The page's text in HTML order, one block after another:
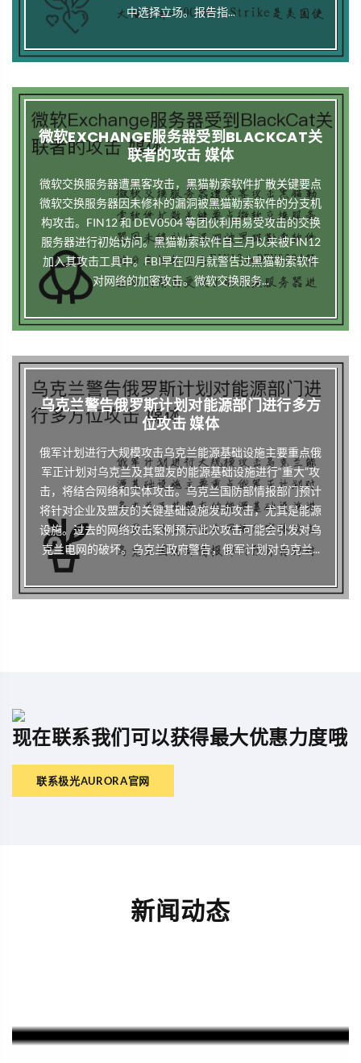
中选择立场。报告指...
微软EXCHANGE服务器受到BLACKCAT关
联者的攻击 媒体
微软交换服务器遭黑客攻击，黑猫勒索软件扩散关键要点
微软交换服务器因未修补的漏洞被黑猫勒索软件的分支机
构攻击。FIN12 和 DEV0504 等团伙利用易受攻击的交换
服务器进行初始访问。黑猫勒索软件自三月以来被FIN12
加入其攻击工具中。FBI早在四月就警告过黑猫勒索软件
对网络的加密攻击。微软交换服务...
乌克兰警告俄罗斯计划对能源部门进行多方
位攻击 媒体
俄军计划进行大规模攻击乌克兰能源基础设施主要重点俄
军正计划对乌克兰及其盟友的能源基础设施进行“重大”攻
击，将结合网络和实体攻击。乌克兰国防部情报部门预计
将针对企业及盟友的关键基础设施发动攻击，尤其是能源
设施。过去的网络攻击案例预示此次攻击可能会引发对乌
克兰电网的破坏。乌克兰政府警告，俄军计划对乌克兰...
现在联系我们可以获得最大优惠力度哦
联系极光AURORA官网
新闻动态